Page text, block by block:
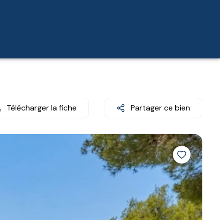
Télécharger la fiche Partager ce bien